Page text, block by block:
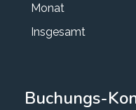
Monat
Insgesamt
Buchungs-